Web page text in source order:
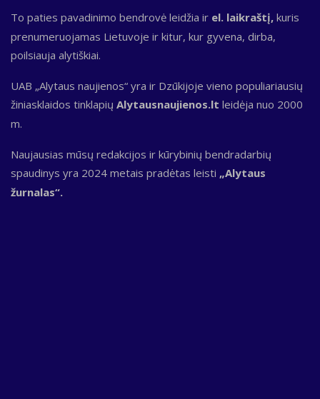
To paties pavadinimo bendrovė leidžia ir el. laikraštį, kuris
prenumeruojamas Lietuvoje ir kitur, kur gyvena, dirba,
poilsiauja alytiškiai.
UAB „Alytaus naujienos“ yra ir Dzūkijoje vieno populiariausių
žiniasklaidos tinklapių Alytausnaujienos.lt leidėja nuo 2000
m.
Naujausias mūsų redakcijos ir kūrybinių bendradarbių
spaudinys yra 2024 metais pradėtas leisti „Alytaus
žurnalas“.